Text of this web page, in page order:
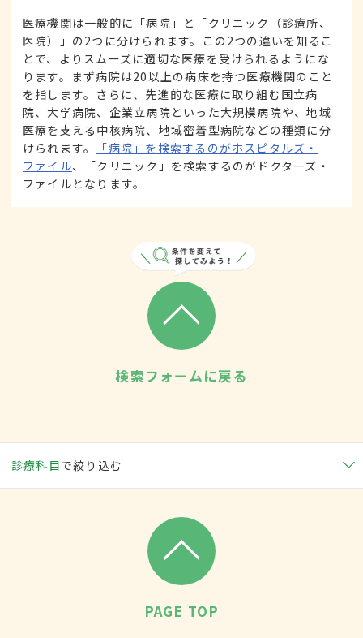
医療機関は一般的に「病院」と「クリニック（診療所、
医院）」の2つに分けられます。この2つの違いを知るこ
とで、よりスムーズに適切な医療を受けられるようにな
ります。まず病院は20以上の病床を持つ医療機関のこと
を指します。さらに、先進的な医療に取り組む国立病
院、大学病院、企業立病院といった大規模病院や、地域
医療を支える中核病院、地域密着型病院などの種類に分
けられます。
「病院」を検索するのがホスピタルズ・
ファイル、「クリニック」を検索するのがドクターズ・
ファイルとなります。
検索フォームに戻る
診療科目で絞り込む
PAGE TOP